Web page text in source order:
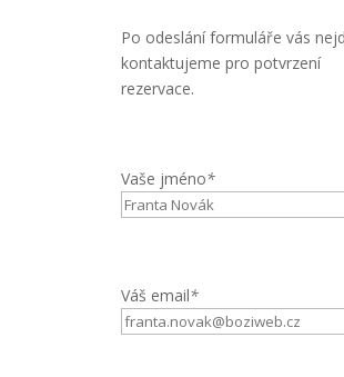
Po odeslání formuláře vás
kontaktujeme pro potvrzení
rezervace.
Vaše jméno*
Váš email*